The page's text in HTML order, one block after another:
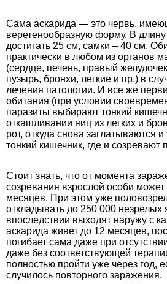
Сама аскарида — это червь,
веретенообразную форму. В
достигать 25 см, самки – 40 см.
пpaктически в любом из органов
(сердце, печень, правый
пузырь, бронхи, легкие и пр.) в
лечения патологии. И все же
обитания (при условии
паразиты выбирают тонкий
откашливании яиц из легких и
рот, откуда снова заглатываются
тонкий кишечник, где и созревают
Стоит знать, что от момента
созревания взрослой особи может
месяцев. При этом уже
откладывать до 250 000 незрелых
впоследствии выходят наружу с
аскарида живет до 12 месяцев,
погибает сама даже при
даже без соответствующей
полностью пройти уже через год,
случилось повторного заражения.